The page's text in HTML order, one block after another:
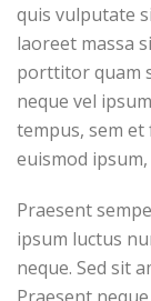
quis vulputate
laoreet massa
porttitor quam
neque vel
tempus, sem
euismod
Praesent
ipsum luctus
neque. Sed sit